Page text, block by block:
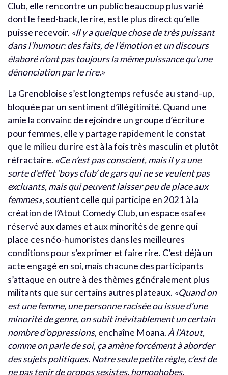
Club, elle rencontre un public beaucoup plus varié
dont le feed-back, le rire, est le plus direct qu’elle
puisse recevoir. «Il y a quelque chose de très puissant
dans l’humour: des faits, de l’émotion et un discours
élaboré n’ont pas toujours la même puissance qu’une
dénonciation par le rire.»
La Grenobloise s’est longtemps refusée au stand-up,
bloquée par un sentiment d’illégitimité. Quand une
amie la convainc de rejoindre un groupe d’écriture
pour femmes, elle y partage rapidement le constat
que le milieu du rire est à la fois très masculin et plutôt
réfractaire. «Ce n’est pas conscient, mais il y a une
sorte d’effet ‘boys club’ de gars qui ne se veulent pas
excluants, mais qui peuvent laisser peu de place aux
femmes», soutient celle qui participe en 2021 à la
création de l’Atout Comedy Club, un espace «safe»
réservé aux dames et aux minorités de genre qui
place ces néo-humoristes dans les meilleures
conditions pour s’exprimer et faire rire. C’est déjà un
acte engagé en soi, mais chacune des participants
s’attaque en outre à des thèmes généralement plus
militants que sur certains autres plateaux. «Quand on
est une femme, une personne racisée ou issue d’une
minorité de genre, on subit inévitablement un certain
nombre d’oppressions, enchaîne Moana.À l’Atout,
comme on parle de soi, ça amène forcément à aborder
des sujets politiques. Notre seule petite règle, c’est de
ne pas tenir de propos sexistes, homophobes,